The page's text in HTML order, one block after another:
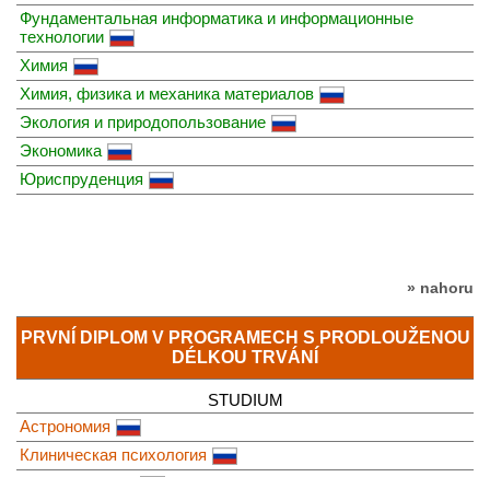
Фундаментальная информатика и информационные
технологии
Химия
Химия, физика и механика материалов
Экология и природопользование
Экономика
Юриспруденция
» nahoru
PRVNÍ DIPLOM V PROGRAMECH S PRODLOUŽENOU
DÉLKOU TRVÁNÍ
STUDIUM
Астрономия
Клиническая психология